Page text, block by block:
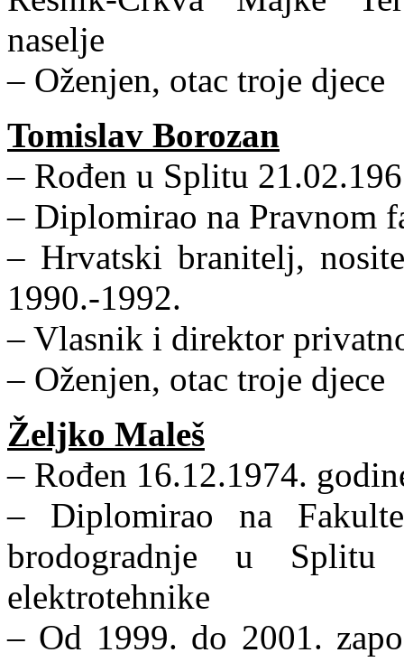
naselje
– Oženjen, otac troje djece
Tomislav Borozan
– Rođen u Splitu
– Diplomirao na Pravnom
– Hrvatski branitelj,
1990.-1992.
– Vlasnik i direktor
– Oženjen, otac troje djece
Željko Maleš
– Rođen 16.12.1974.
– Diplomirao na
brodogradnje u
elektrotehnike
– Od 1999. do 2001.